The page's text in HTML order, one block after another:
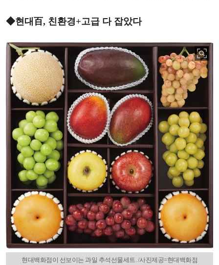
◆현대百, 친환경+고급 다 잡았다
현대백화점이 선보이는 과일 추석선물세트. /사진제공=현대백화점